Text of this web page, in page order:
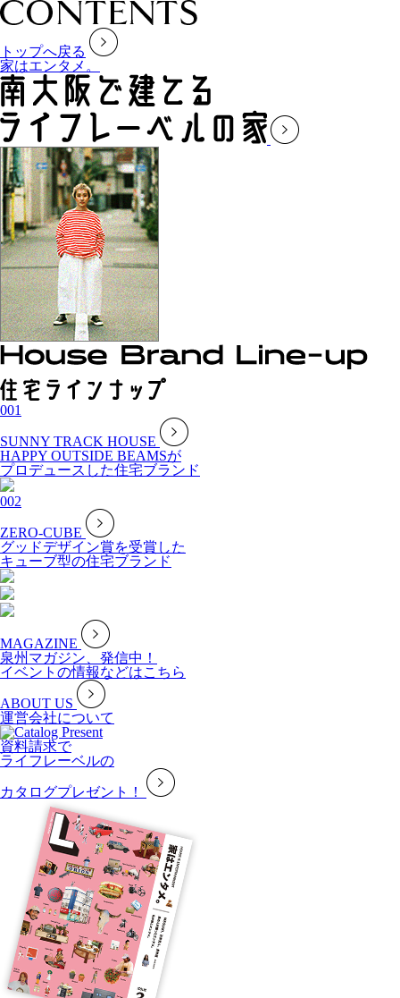
トップへ戻る
家はエンタメ。
001
SUNNY TRACK HOUSE
HAPPY OUTSIDE BEAMSが
プロデュースした住宅ブランド
002
ZERO-CUBE
グッドデザイン賞を受賞した
キューブ型の住宅ブランド
MAGAZINE
泉州マガジン、発信中！
イベントの情報などはこちら
ABOUT US
運営会社について
資料請求で
ライフレーベルの
カタログプレゼント！